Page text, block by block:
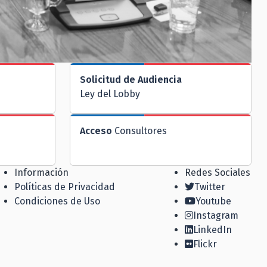
Solicitud de Audiencia
Ley del Lobby
Acceso Consultores
Información
Políticas de Privacidad
Condiciones de Uso
Redes Sociales
Twitter
Youtube
Instagram
LinkedIn
Flickr